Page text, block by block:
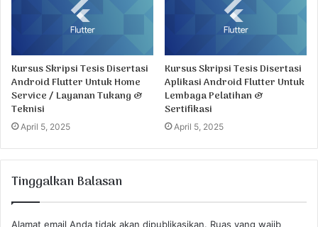
Kursus Skripsi Tesis Disertasi
Android Flutter Untuk Home
Service / Layanan Tukang &
Teknisi
April 5, 2025
Kursus Skripsi Tesis Disertasi
Aplikasi Android Flutter Untuk
Lembaga Pelatihan &
Sertifikasi
April 5, 2025
Tinggalkan Balasan
Alamat email Anda tidak akan dipublikasikan. Ruas yang wajib